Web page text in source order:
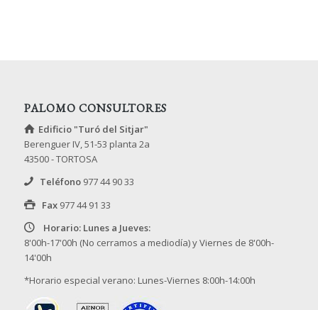
PALOMO CONSULTORES
Edificio "Turó del Sitjar"
Berenguer IV, 51-53 planta 2a
43500 - TORTOSA
Teléfono 977 44 90 33
Fax 977 44 91 33
Horario: Lunes a Jueves:
8'00h-17'00h (No cerramos a mediodía) y Viernes de 8'00h-
14'00h
*Horario especial verano: Lunes-Viernes 8:00h-14:00h